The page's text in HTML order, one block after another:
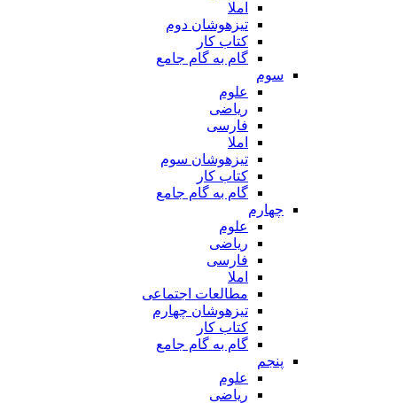
املا
تیزهوشان دوم
کتاب کار
گام به گام جامع
سوم
علوم
ریاضی
فارسی
املا
تیزهوشان سوم
کتاب کار
گام به گام جامع
چهارم
علوم
ریاضی
فارسی
املا
مطالعات اجتماعی
تیزهوشان چهارم
کتاب کار
گام به گام جامع
پنجم
علوم
ریاضی